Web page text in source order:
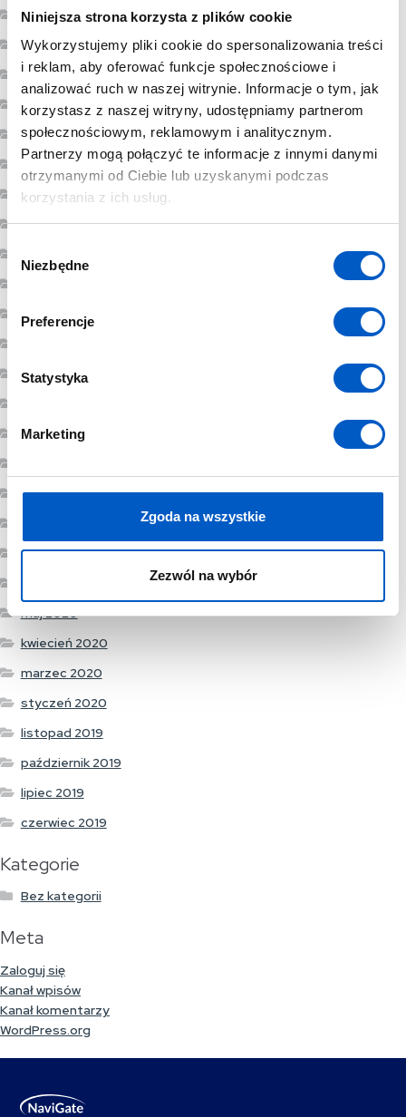
Niniejsza strona korzysta z plików cookie
Wykorzystujemy pliki cookie do spersonalizowania treści
i reklam, aby oferować funkcje społecznościowe i
analizować ruch w naszej witrynie. Informacje o tym, jak
korzystasz z naszej witryny, udostępniamy partnerom
społecznościowym, reklamowym i analitycznym.
Partnerzy mogą połączyć te informacje z innymi danymi
otrzymanymi od Ciebie lub uzyskanymi podczas
korzystania z ich usług.
W
b
ó
g
o
y
Niezbędne
Preferencje
Statystyka
Marketing
Zgoda na wszystkie
Zezwól na wybór
marzec 2023
luty 2023
styczeń 2023
grudzień 2022
listopad 2022
październik 2022
sierpień 2022
lipiec 2022
grudzień 2021
czerwiec 2021
marzec 2021
grudzień 2020
wrzesień 2020
maj 2020
kwiecień 2020
marzec 2020
styczeń 2020
listopad 2019
październik 2019
lipiec 2019
czerwiec 2019
Kategorie
Bez kategorii
Meta
Zaloguj się
Kanał wpisów
Kanał komentarzy
WordPress.org